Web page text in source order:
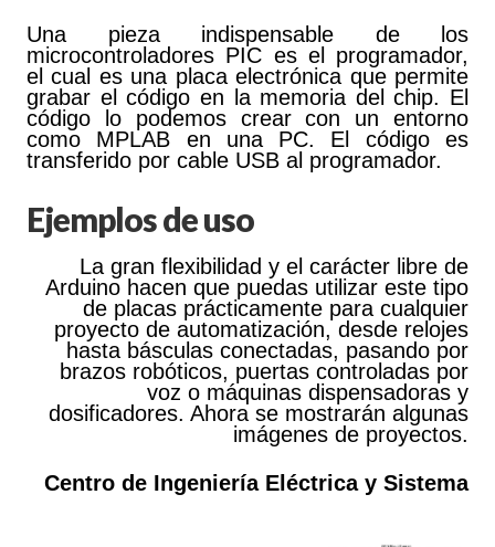
Una pieza indispensable de los
microcontroladores PIC es el programador,
el cual es una placa electrónica que permite
grabar el código en la memoria del chip. El
código lo podemos crear con un entorno
como MPLAB en una PC. El código es
transferido por cable USB al programador.
Ejemplos de uso
La gran flexibilidad y el carácter libre de
Arduino hacen que puedas utilizar este tipo
de placas prácticamente para cualquier
proyecto de automatización, desde relojes
hasta básculas conectadas, pasando por
brazos robóticos, puertas controladas por
voz o máquinas dispensadoras y
dosificadores. Ahora se mostrarán algunas
imágenes de proyectos.
Centro de Ingeniería Eléctrica y Sistema